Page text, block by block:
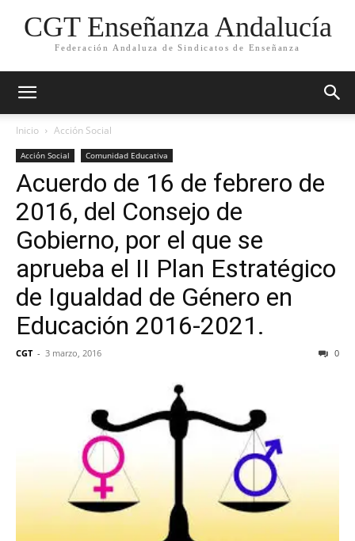
CGT Enseñanza Andalucía
Federación Andaluza de Sindicatos de Enseñanza
Inicio Acción Social
Acción Social Comunidad Educativa
Acuerdo de 16 de febrero de
2016, del Consejo de
Gobierno, por el que se
aprueba el II Plan Estratégico
de Igualdad de Género en
Educación 2016-2021.
CGT - 3 marzo, 2016 0